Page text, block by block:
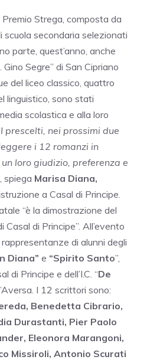
Strega, composta da
scuola secondaria selezionati
parte, quest’anno, anche
Segre” di San Cipriano
del liceo classico, quattro
linguistico, sono stati
scolastica e alla loro
I prescelti, nei prossimi due
i 12 romanzi in
loro giudizio, preferenza e
, spiega Marisa Diana,
a Casal di Principe.
“è la dimostrazione del
di Principe”. All’evento
di alunni degli
Diana” e “Spirito Santo”,
di Principe e dell’I.C. “De
I 12 scrittori sono:
Benedetta Cibrario,
Durastanti, Pier Paolo
Eleonora Marangoni,
Missiroli, Antonio Scurati